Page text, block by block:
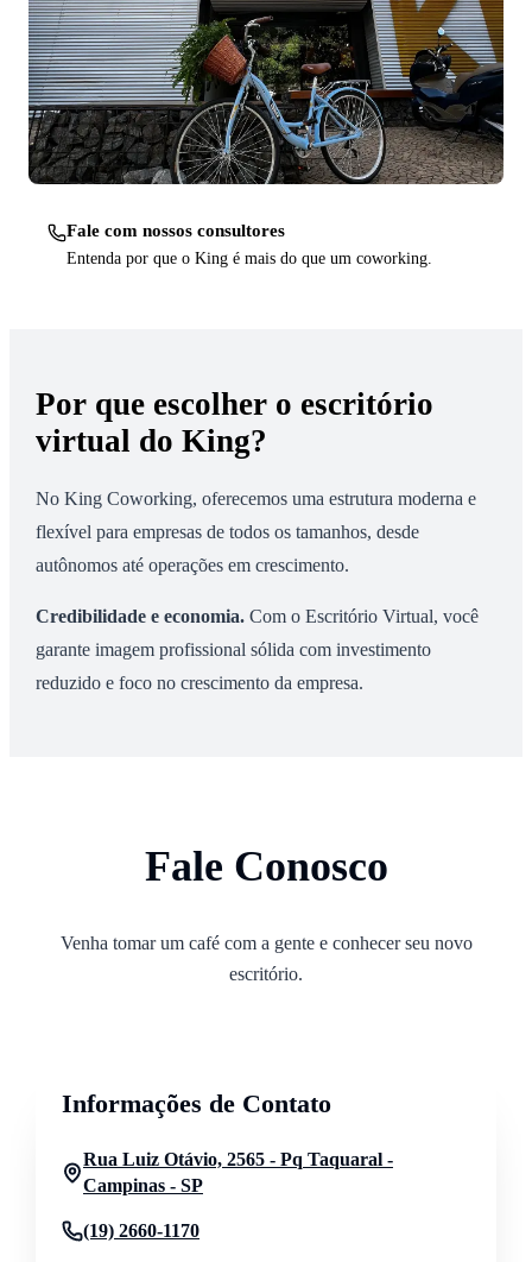
Fale com nossos consultores
Entenda por que o King é mais do que um coworking.
Por que escolher o escritório
virtual do King?
No King Coworking, oferecemos uma estrutura moderna e
flexível para empresas de todos os tamanhos, desde
autônomos até operações em crescimento.
Credibilidade e economia.Com o Escritório Virtual, você
garante imagem profissional sólida com investimento
reduzido e foco no crescimento da empresa.
Fale Conosco
Venha tomar um café com a gente e conhecer seu novo
escritório.
Informações de Contato
Rua Luiz Otávio, 2565 - Pq Taquaral -
Campinas - SP
(19) 2660-1170